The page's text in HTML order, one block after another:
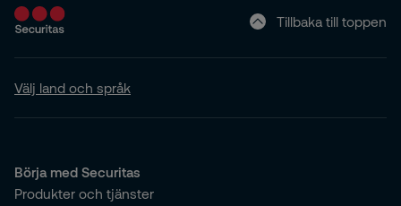
Tillbaka till toppen
Välj land och språk
Börja med Securitas
Produkter och tjänster